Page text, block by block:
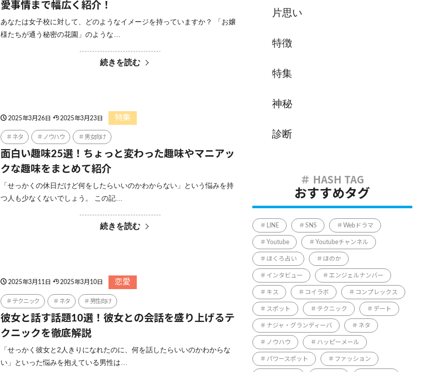
愛事情まで幅広く紹介！
あなたは女子校に対して、どのようなイメージを持っていますか？ 「お嬢
様たちが通う秘密の花園」のような…
続きを読む
2025年3月26日 2025年3月23日 特集
ネタ ノウハウ 男女向け
面白い趣味25選！ちょっと変わった趣味やマニアッ
クな趣味をまとめて紹介
「せっかくの休日だけど何をしたらいいのかわからない」という悩みを持
つ人も少なくないでしょう。 この記…
続きを読む
2025年3月11日 2025年3月10日 恋愛
テクニック ネタ 男性向け
彼女と話す話題10選！彼女との会話を盛り上げるテ
クニックを徹底解説
「せっかく彼女と2人きりになれたのに、何を話したらいいのかわからな
い」といった悩みを抱えている男性は…
片思い
特徴
特集
神秘
診断
おすすめタグ
LINE SNS Webドラマ
Youtube Youtubeチャンネル
ほくろ占い ほのか
インタビュー エンジェルナンバー
キス コイラボ コンプレックス
スポット テクニック デート
ナジャ・グランディーバ ネタ
ノウハウ ハッピーメール
パワースポット ファッション